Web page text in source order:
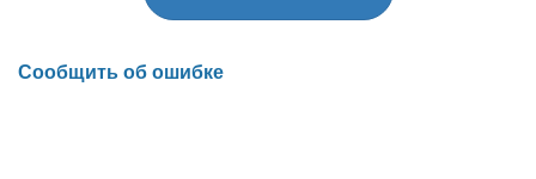
Сообщить об ошибке